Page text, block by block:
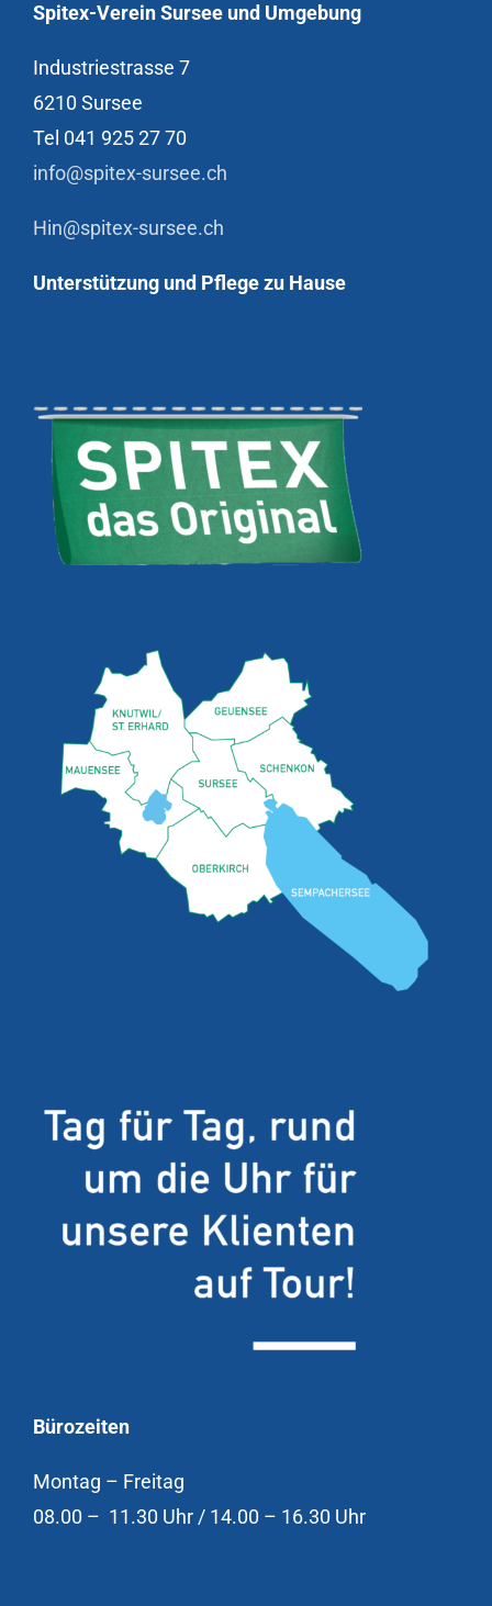
Spitex-Verein Sursee und Umgebung
Industriestrasse 7
6210 Sursee
Tel 041 925 27 70
info@spitex-sursee.ch
Hin@spitex-sursee.ch
Unterstützung und Pflege zu Hause
Bürozeiten
Montag – Freitag
08.00 – 11.30 Uhr / 14.00 – 16.30 Uhr